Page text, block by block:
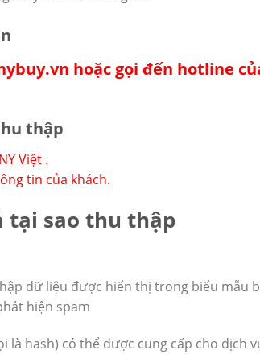
hoặc gọi đến hotline
thập
Việt .
tin của khách.
tại sao thu thập
dữ liệu được hiển thị trong biểu mẫu
hiện spam
hash) có thể được cung cấp cho dịch